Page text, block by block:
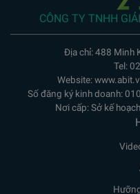
CÔNG TY TNHH
Địa chỉ: 488 Minh
Tel:
Website:
Số đăng ký kinh doanh:
Nơi cấp: Sở kế